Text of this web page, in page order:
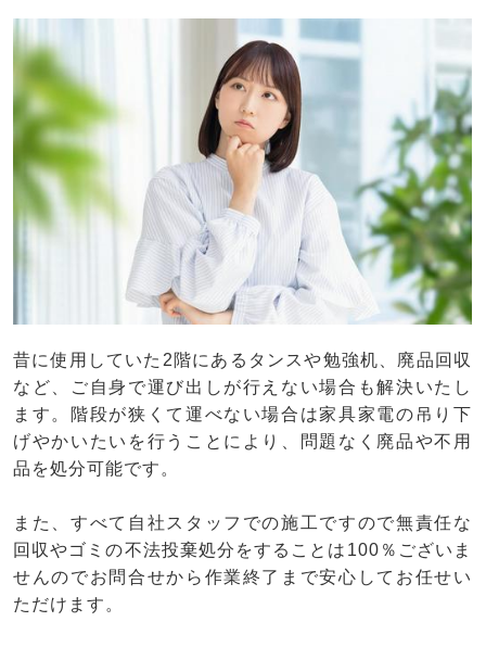
昔に使用していた2階にあるタンスや勉強机、廃品回収
など、ご自身で運び出しが行えない場合も解決いたし
ます。階段が狭くて運べない場合は家具家電の吊り下
げやかいたいを行うことにより、問題なく廃品や不用
品を処分可能です。
また、すべて自社スタッフでの施工ですので無責任な
回収やゴミの不法投棄処分をすることは100％ございま
せんのでお問合せから作業終了まで安心してお任せい
ただけます。